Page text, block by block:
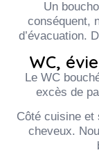
Un
conséquent,
d’évacuation.
WC,
Le WC
excès de
Côté cuisine et
cheveux.